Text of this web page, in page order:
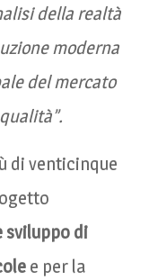
della realtà
moderna
del mercato
di venticinque
sviluppo di
e per la